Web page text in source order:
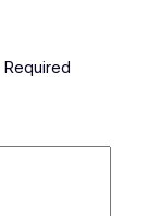
Required